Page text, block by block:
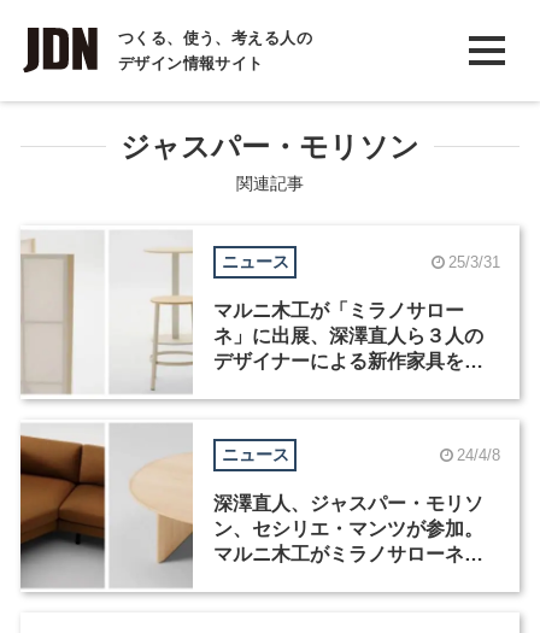
つくる、使う、考える人の
デザイン情報サイト
INTERVIEW
インタビュー
REPORT
COLUMN
ジャスパー・モリソン
関連記事
ニュース 25/3/31
マルニ木工が「ミラノサロー
ネ」に出展、深澤直人ら３人の
デザイナーによる新作家具を発
ニュース 24/4/8
深澤直人、ジャスパー・モリソ
ン、セシリエ・マンツが参加。
マルニ木工がミラノサローネで